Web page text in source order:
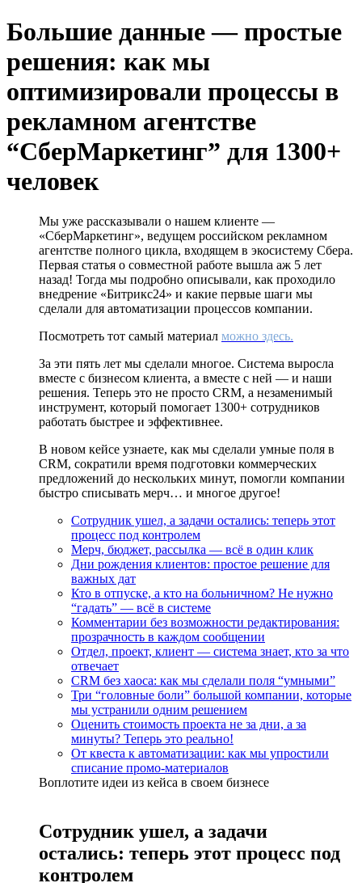
Большие данные — простые
решения: как мы
оптимизировали процессы в
рекламном агентстве
“СберМаркетинг” для 1300+
человек
Мы уже рассказывали о нашем клиенте —
«СберМаркетинг», ведущем российском рекламном
агентстве полного цикла, входящем в экосистему Сбера.
Первая статья о совместной работе вышла аж 5 лет
назад! Тогда мы подробно описывали, как проходило
внедрение «Битрикс24» и какие первые шаги мы
сделали для автоматизации процессов компании.
Посмотреть тот самый материал можно здесь.
За эти пять лет мы сделали многое. Система выросла
вместе с бизнесом клиента, а вместе с ней — и наши
решения. Теперь это не просто CRM, а незаменимый
инструмент, который помогает 1300+ сотрудников
работать быстрее и эффективнее.
В новом кейсе узнаете, как мы сделали умные поля в
CRM, сократили время подготовки коммерческих
предложений до нескольких минут, помогли компании
быстро списывать мерч… и многое другое!
Сотрудник ушел, а задачи остались: теперь этот
процесс под контролем
Мерч, бюджет, рассылка — всё в один клик
Дни рождения клиентов: простое решение для
важных дат
Кто в отпуске, а кто на больничном? Не нужно
“гадать” — всё в системе
Комментарии без возможности редактирования:
прозрачность в каждом сообщении
Отдел, проект, клиент — система знает, кто за что
отвечает
CRM без хаоса: как мы сделали поля “умными”
Три “головные боли” большой компании, которые
мы устранили одним решением
Оценить стоимость проекта не за дни, а за
минуты? Теперь это реально!
От квеста к автоматизации: как мы упростили
списание промо-материалов
Воплотите идеи из кейса в своем бизнесе
Сотрудник ушел, а задачи
остались: теперь этот процесс под
контролем